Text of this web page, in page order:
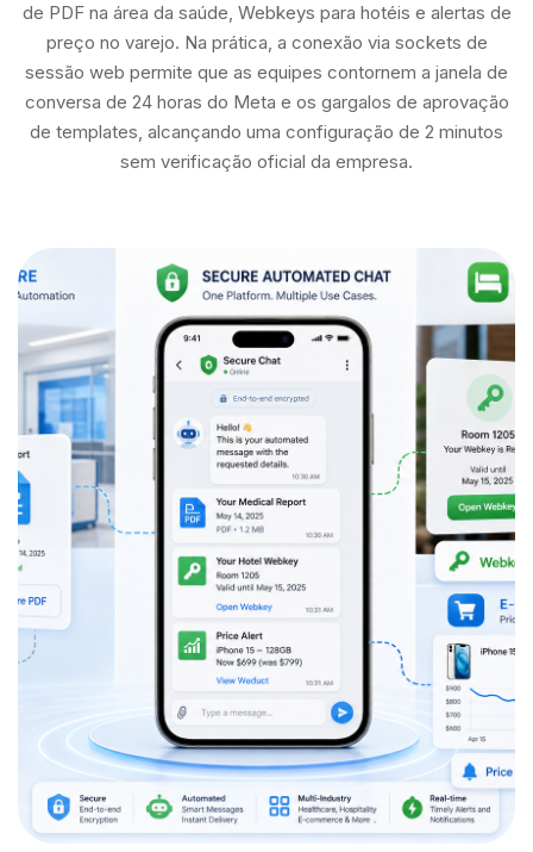
de PDF na área da saúde, Webkeys para hotéis e alertas de
preço no varejo. Na prática, a conexão via sockets de
sessão web permite que as equipes contornem a janela de
conversa de 24 horas do Meta e os gargalos de aprovação
de templates, alcançando uma configuração de 2 minutos
sem verificação oficial da empresa.